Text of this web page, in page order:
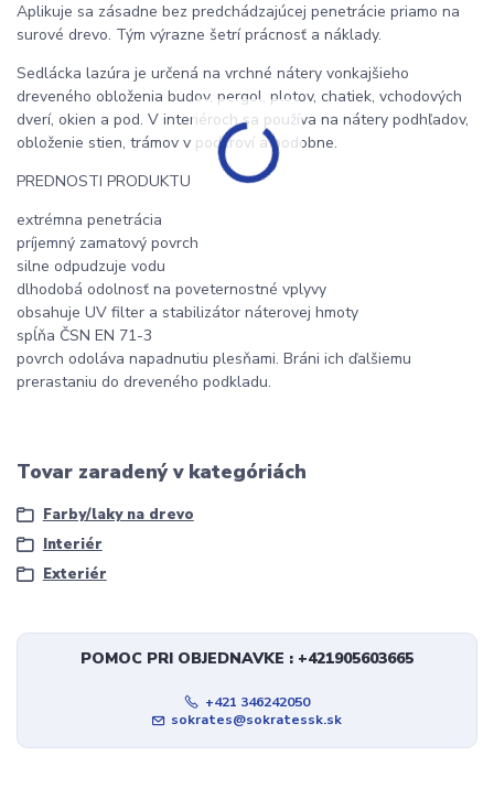
Aplikuje sa zásadne bez predchádzajúcej penetrácie priamo na
surové drevo. Tým výrazne šetrí prácnosť a náklady.
Sedlácka lazúra je určená na vrchné nátery vonkajšieho
dreveného obloženia budov, pergol, plotov, chatiek, vchodových
dverí, okien a pod. V interiéroch sa používa na nátery podhľadov,
obloženie stien, trámov v podkroví a podobne.
PREDNOSTI PRODUKTU
extrémna penetrácia
príjemný zamatový povrch
silne odpudzuje vodu
dlhodobá odolnosť na poveternostné vplyvy
obsahuje UV filter a stabilizátor náterovej hmoty
spĺňa ČSN EN 71-3
povrch odoláva napadnutiu plesňami. Bráni ich ďalšiemu
prerastaniu do dreveného podkladu.
Tovar zaradený v kategóriách
Farby/laky na drevo
Interiér
Exteriér
POMOC PRI OBJEDNAVKE : +421905603665
+421 346242050
sokrates@sokratessk.sk